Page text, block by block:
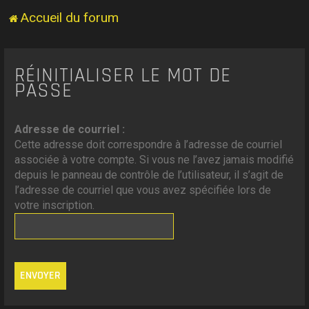
Accueil du forum
RÉINITIALISER LE MOT DE
PASSE
Adresse de courriel :
Cette adresse doit correspondre à l’adresse de courriel
associée à votre compte. Si vous ne l’avez jamais modifié
depuis le panneau de contrôle de l’utilisateur, il s’agit de
l’adresse de courriel que vous avez spécifiée lors de
votre inscription.